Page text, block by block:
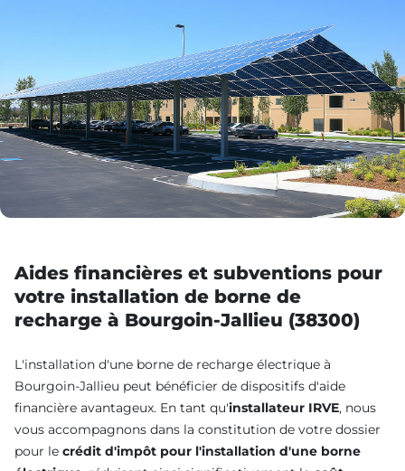
Aides financières et subventions pour
votre installation de borne de
recharge à Bourgoin-Jallieu (38300)
L'installation d'une borne de recharge électrique à
Bourgoin-Jallieu peut bénéficier de dispositifs d'aide
financière avantageux. En tant qu'installateur IRVE, nous
vous accompagnons dans la constitution de votre dossier
pour le crédit d'impôt pour l'installation d'une borne